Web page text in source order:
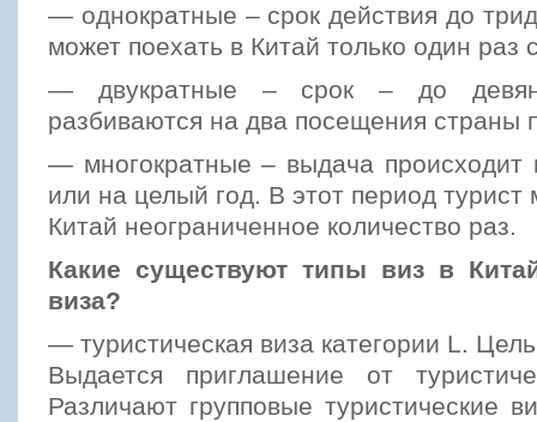
— однократные – срок действия до
может поехать в Китай только один раз
— двукратные – срок – до
разбиваются на два посещения страны
— многократные – выдача происходит
или на целый год. В этот период турист
Китай неограниченное количество раз.
Какие существуют типы виз в
виза?
— туристическая виза категории L.
Выдается приглашение от
Различают групповые туристические